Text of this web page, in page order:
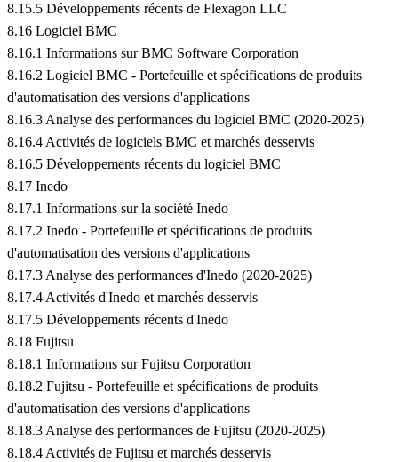
8.15.5 Développements récents de Flexagon LLC
8.16 Logiciel BMC
8.16.1 Informations sur BMC Software Corporation
8.16.2 Logiciel BMC - Portefeuille et spécifications de produits
d'automatisation des versions d'applications
8.16.3 Analyse des performances du logiciel BMC (2020-2025)
8.16.4 Activités de logiciels BMC et marchés desservis
8.16.5 Développements récents du logiciel BMC
8.17 Inedo
8.17.1 Informations sur la société Inedo
8.17.2 Inedo - Portefeuille et spécifications de produits
d'automatisation des versions d'applications
8.17.3 Analyse des performances d'Inedo (2020-2025)
8.17.4 Activités d'Inedo et marchés desservis
8.17.5 Développements récents d'Inedo
8.18 Fujitsu
8.18.1 Informations sur Fujitsu Corporation
8.18.2 Fujitsu - Portefeuille et spécifications de produits
d'automatisation des versions d'applications
8.18.3 Analyse des performances de Fujitsu (2020-2025)
8.18.4 Activités de Fujitsu et marchés desservis